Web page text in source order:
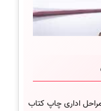
اداری چاپ کتاب